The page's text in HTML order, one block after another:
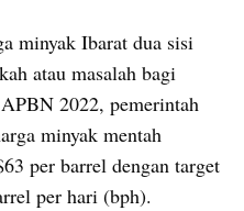
minyak Ibarat dua sisi
atau masalah bagi
2022, pemerintah
minyak mentah
per barrel dengan target
per hari (bph).